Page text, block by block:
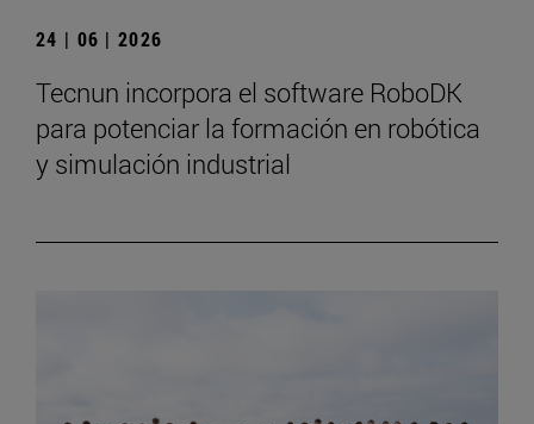
24 | 06 | 2026
Tecnun incorpora el software RoboDK
para potenciar la formación en robótica
y simulación industrial